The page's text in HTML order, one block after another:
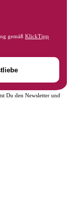
gemäß KlickTipp
Du den Newsletter und